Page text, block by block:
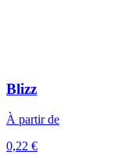
Blizz
À partir de
0,22 €